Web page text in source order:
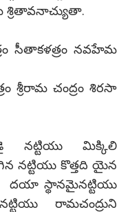
సీతాకళత్రం నవహేమ
శ్రీరామ చంద్రం శిరసా
నట్టియు మిక్కిలి
నట్టియు కొత్తది యైన
దయా స్థానమైనట్టియు
రామచంద్రుని